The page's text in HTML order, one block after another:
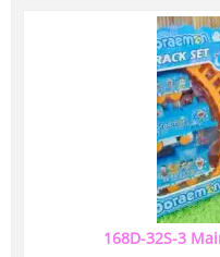
168D-32S-3